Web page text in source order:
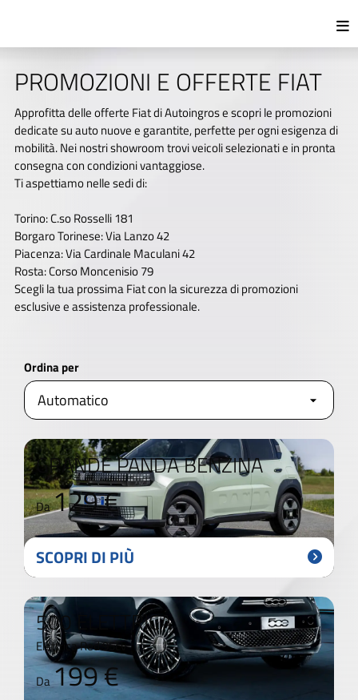
PROMOZIONI E OFFERTE FIAT
Approfitta delle offerte Fiat di Autoingros e scopri le promozioni
dedicate su auto nuove e garantite, perfette per ogni esigenza di
mobilità. Nei nostri showroom trovi veicoli selezionati e in pronta
consegna con condizioni vantaggiose.
Ti aspettiamo nelle sedi di:
Torino: C.so Rosselli 181
Borgaro Torinese: Via Lanzo 42
Piacenza: Via Cardinale Maculani 42
Rosta: Corso Moncenisio 79
Scegli la tua prossima Fiat con la sicurezza di promozioni
esclusive e assistenza professionale.
Ordina per
GRANDE PANDA BENZINA
Da129 €
SCOPRI DI PIÙ
500 ELETTRICA
Elettrica Red 95cv
Da199 €